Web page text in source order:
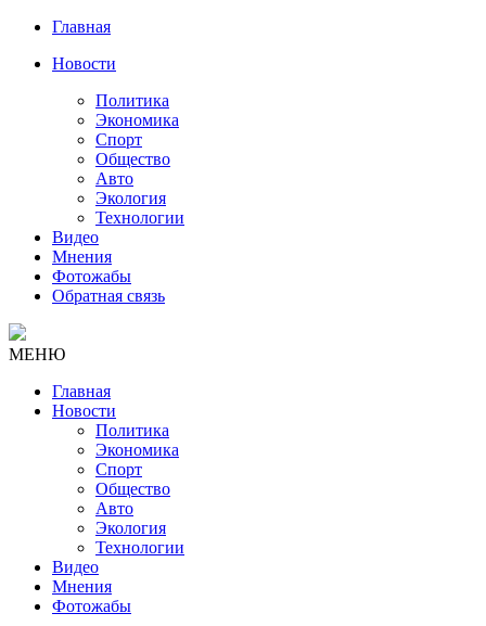
Главная
Новости
Политика
Экономика
Спорт
Общество
Авто
Экология
Технологии
Видео
Мнения
Фотожабы
Обратная связь
МЕНЮ
Главная
Новости
Политика
Экономика
Спорт
Общество
Авто
Экология
Технологии
Видео
Мнения
Фотожабы